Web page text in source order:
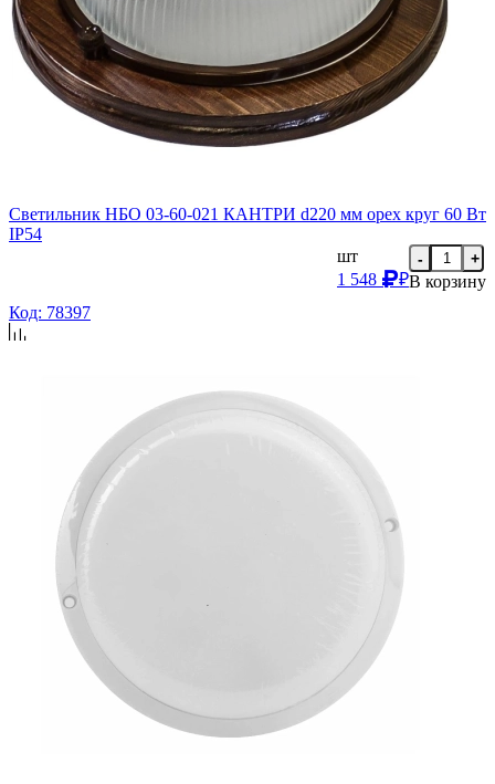
Светильник НБО 03-60-021 КАНТРИ d220 мм орех круг 60 Вт
IP54
шт
1 548
₽
- +
В корзину
Код: 78397